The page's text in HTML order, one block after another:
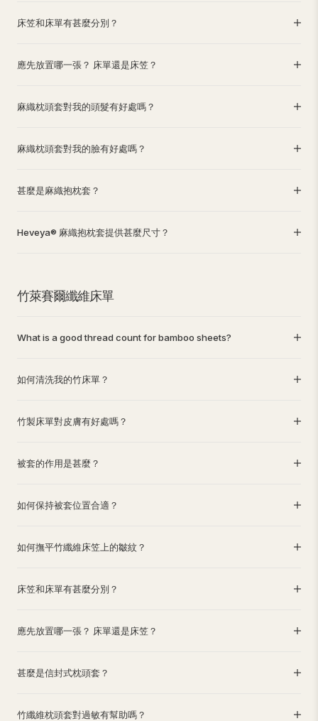
床笠和床單有甚麼分別？
應先放置哪一張？ 床單還是床笠？
麻織枕頭套對我的頭髮有好處嗎？
麻織枕頭套對我的臉有好處嗎？
甚麼是麻織抱枕套？
Heveya® 麻織抱枕套提供甚麼尺寸？
竹萊賽爾纖維床單
What is a good thread count for bamboo sheets?
如何清洗我的竹床單？
竹製床單對皮膚有好處嗎？
被套的作用是甚麼？
如何保持被套位置合適？
如何撫平竹纖維床笠上的皺紋？
床笠和床單有甚麼分別？
應先放置哪一張？ 床單還是床笠？
甚麼是信封式枕頭套？
竹纖維枕頭套對過敏有幫助嗎？